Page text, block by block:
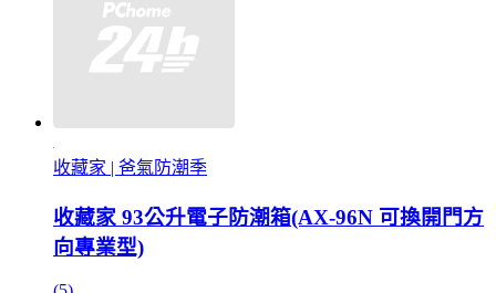
收藏家 | 爸氣防潮季
收藏家 93公升電子防潮箱(AX-96N 可換開門方
向專業型)